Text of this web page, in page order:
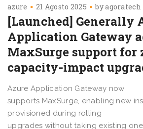
azure 21 Agosto 2025 byagoratech
[Launched] Generally
Application Gateway
MaxSurge support for
capacity-impact
Azure Application Gateway now
supports MaxSurge, enabling new
provisioned during rolling
upgrades without taking existing